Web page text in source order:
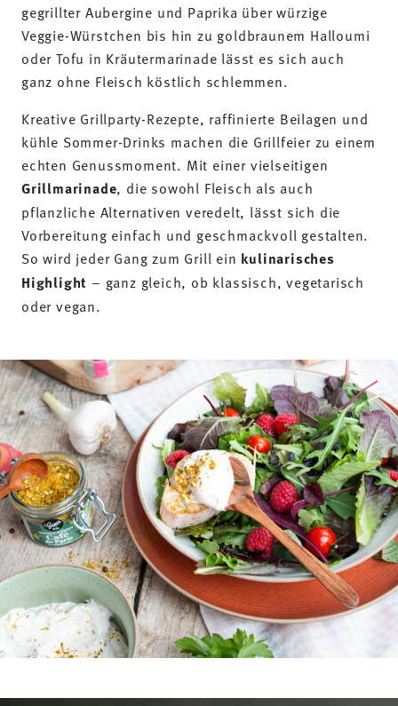
gegrillter Aubergine und Paprika über würzige
Veggie-Würstchen bis hin zu goldbraunem Halloumi
oder Tofu in Kräutermarinade lässt es sich auch
ganz ohne Fleisch köstlich schlemmen.
Kreative Grillparty-Rezepte, raffinierte Beilagen und
kühle Sommer-Drinks machen die Grillfeier zu einem
echten Genussmoment. Mit einer vielseitigen
Grillmarinade, die sowohl Fleisch als auch
pflanzliche Alternativen veredelt, lässt sich die
Vorbereitung einfach und geschmackvoll gestalten.
So wird jeder Gang zum Grill ein kulinarisches
Highlight – ganz gleich, ob klassisch, vegetarisch
oder vegan.